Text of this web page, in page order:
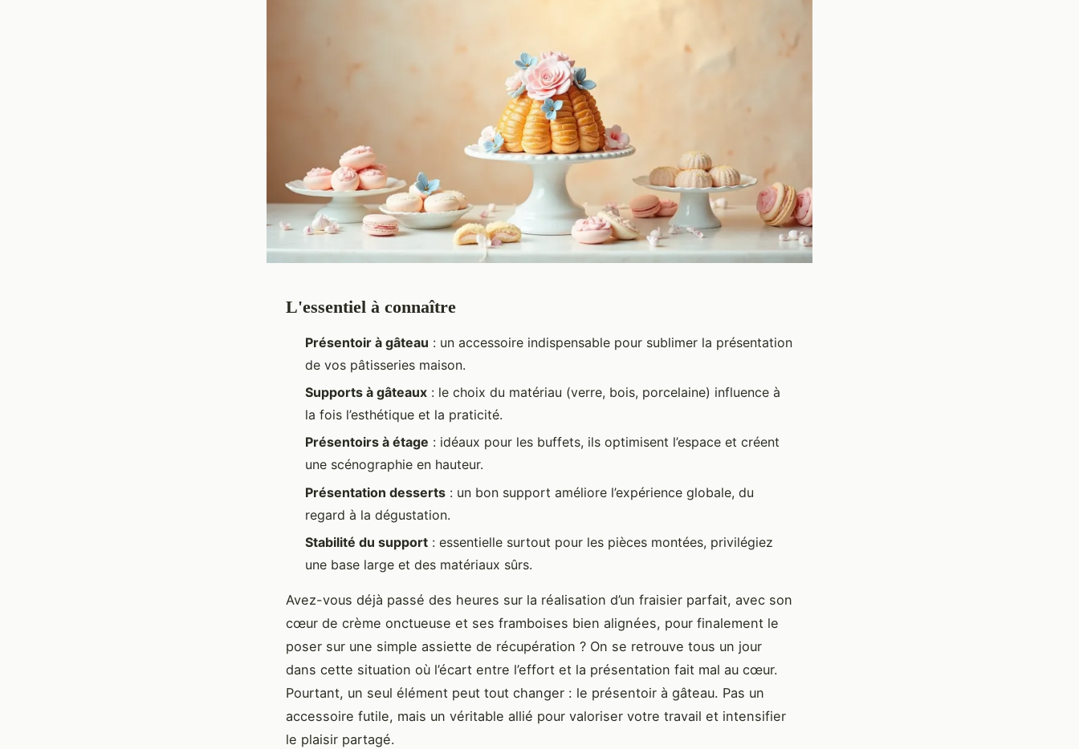
L'essentiel à connaître
Présentoir à gâteau : un accessoire indispensable pour sublimer la présentation
de vos pâtisseries maison.
Supports à gâteaux : le choix du matériau (verre, bois, porcelaine) influence à
la fois l’esthétique et la praticité.
Présentoirs à étage : idéaux pour les buffets, ils optimisent l’espace et créent
une scénographie en hauteur.
Présentation desserts : un bon support améliore l’expérience globale, du
regard à la dégustation.
Stabilité du support : essentielle surtout pour les pièces montées, privilégiez
une base large et des matériaux sûrs.
Avez-vous déjà passé des heures sur la réalisation d’un fraisier parfait, avec son
cœur de crème onctueuse et ses framboises bien alignées, pour finalement le
poser sur une simple assiette de récupération ? On se retrouve tous un jour
dans cette situation où l’écart entre l’effort et la présentation fait mal au cœur.
Pourtant, un seul élément peut tout changer : le présentoir à gâteau. Pas un
accessoire futile, mais un véritable allié pour valoriser votre travail et intensifier
le plaisir partagé.